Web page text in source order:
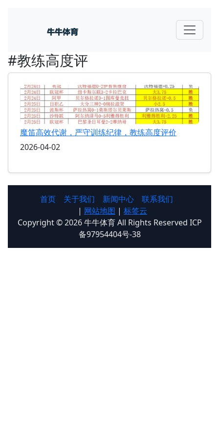
#教练高度评
魔笛高效代谢，严守训练纪律，教练高度评价
2026-04-02
首页 关于我们 新闻中心
联系我们
| 网站地图 | 标签云
Copyright © 2026 牛牛体育 All Rights Reserved ICP
备97954404号-38